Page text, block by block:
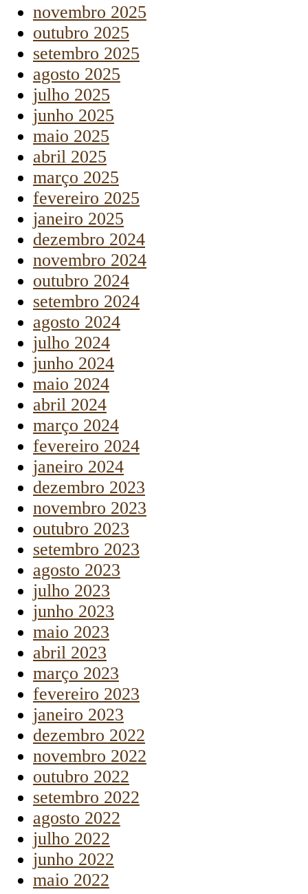
novembro 2025
outubro 2025
setembro 2025
agosto 2025
julho 2025
junho 2025
maio 2025
abril 2025
março 2025
fevereiro 2025
janeiro 2025
dezembro 2024
novembro 2024
outubro 2024
setembro 2024
agosto 2024
julho 2024
junho 2024
maio 2024
abril 2024
março 2024
fevereiro 2024
janeiro 2024
dezembro 2023
novembro 2023
outubro 2023
setembro 2023
agosto 2023
julho 2023
junho 2023
maio 2023
abril 2023
março 2023
fevereiro 2023
janeiro 2023
dezembro 2022
novembro 2022
outubro 2022
setembro 2022
agosto 2022
julho 2022
junho 2022
maio 2022